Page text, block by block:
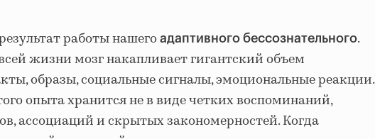
работы нашего адаптивного бессознательного.
жизни мозг накапливает гигантский объем
образы, социальные сигналы, эмоциональные реакции.
опыта хранится не в виде четких воспоминаний,
ассоциаций и скрытых закономерностей. Когда